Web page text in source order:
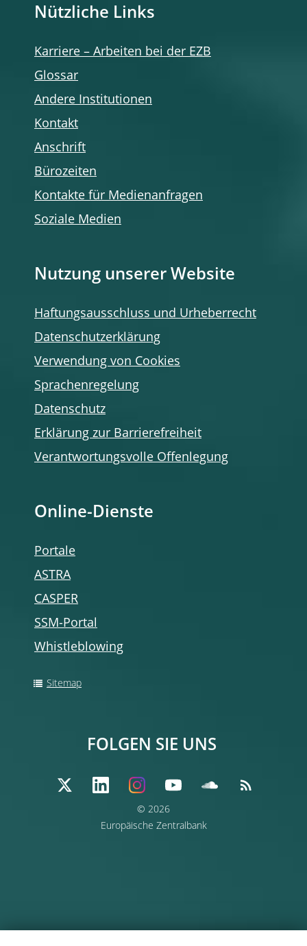
Nützliche Links
Karriere – Arbeiten bei der EZB
Glossar
Andere Institutionen
Kontakt
Anschrift
Bürozeiten
Kontakte für Medienanfragen
Soziale Medien
Nutzung unserer Website
Haftungsausschluss und Urheberrecht
Datenschutzerklärung
Verwendung von Cookies
Sprachenregelung
Datenschutz
Erklärung zur Barrierefreiheit
Verantwortungsvolle Offenlegung
Online-Dienste
Portale
ASTRA
CASPER
SSM-Portal
Whistleblowing
Sitemap
© 2026
Europäische Zentralbank
FOLGEN SIE UNS